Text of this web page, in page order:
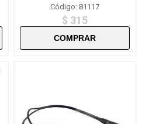
Código: 81117
$ 315